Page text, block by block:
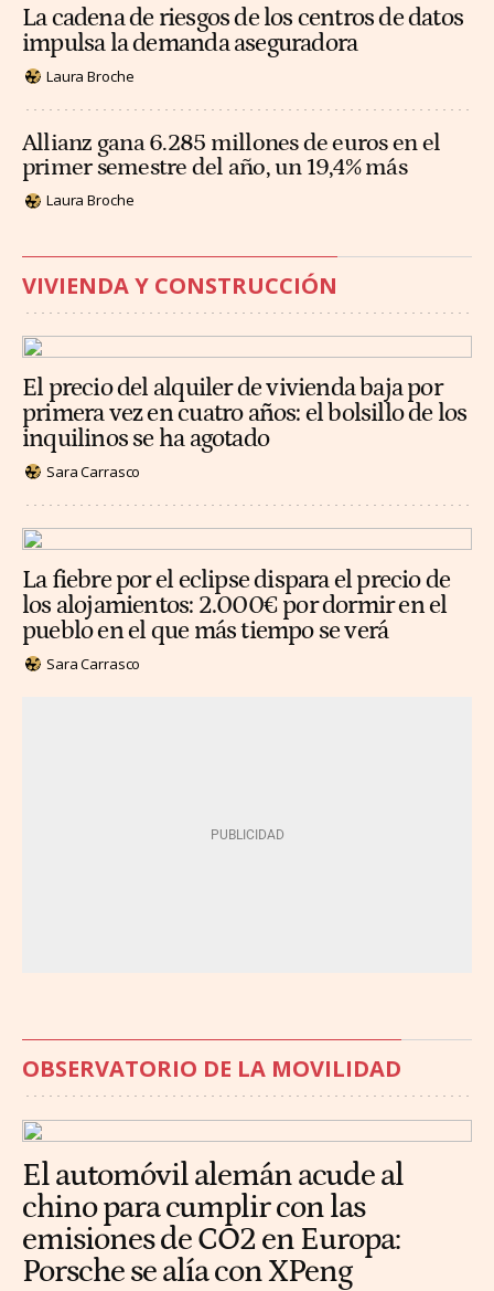
La cadena de riesgos de los centros de datos
impulsa la demanda aseguradora
Laura Broche
Allianz gana 6.285 millones de euros en el
primer semestre del año, un 19,4% más
Laura Broche
VIVIENDA Y CONSTRUCCIÓN
El precio del alquiler de vivienda baja por
primera vez en cuatro años: el bolsillo de los
inquilinos se ha agotado
Sara Carrasco
La fiebre por el eclipse dispara el precio de
los alojamientos: 2.000€ por dormir en el
pueblo en el que más tiempo se verá
Sara Carrasco
OBSERVATORIO DE LA MOVILIDAD
El automóvil alemán acude al
chino para cumplir con las
emisiones de CO2 en Europa:
Porsche se alía con XPeng